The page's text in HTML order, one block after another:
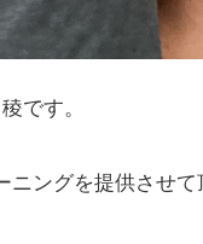
です。
ニングを提供させて